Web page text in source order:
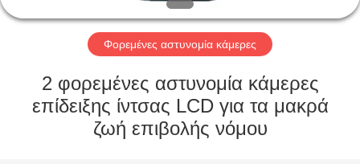
VR
ΣΧΕΤΙΚΆ
ΜΕ
Φορεμένες αστυνομία κάμερες
2 φορεμένες αστυνομία κάμερες
επίδειξης ίντσας LCD για τα μακρά
ζωή επιβολής νόμου